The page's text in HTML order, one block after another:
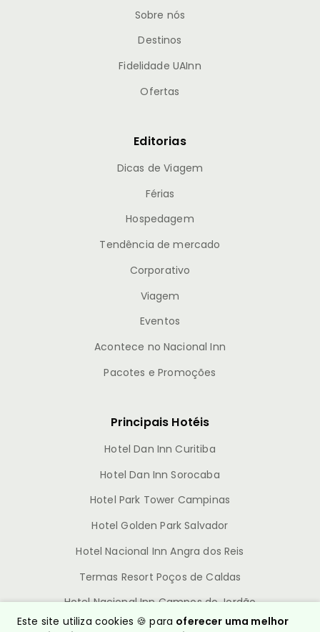
Sobre nós
Destinos
Fidelidade UAInn
Ofertas
Editorias
Dicas de Viagem
Férias
Hospedagem
Tendência de mercado
Corporativo
Viagem
Eventos
Acontece no Nacional Inn
Pacotes e Promoções
Principais Hotéis
Hotel Dan Inn Curitiba
Hotel Dan Inn Sorocaba
Hotel Park Tower Campinas
Hotel Golden Park Salvador
Hotel Nacional Inn Angra dos Reis
Termas Resort Poços de Caldas
Hotel Nacional Inn Campos do Jordão
Este site utiliza cookies 🍪 para oferecer uma melhor